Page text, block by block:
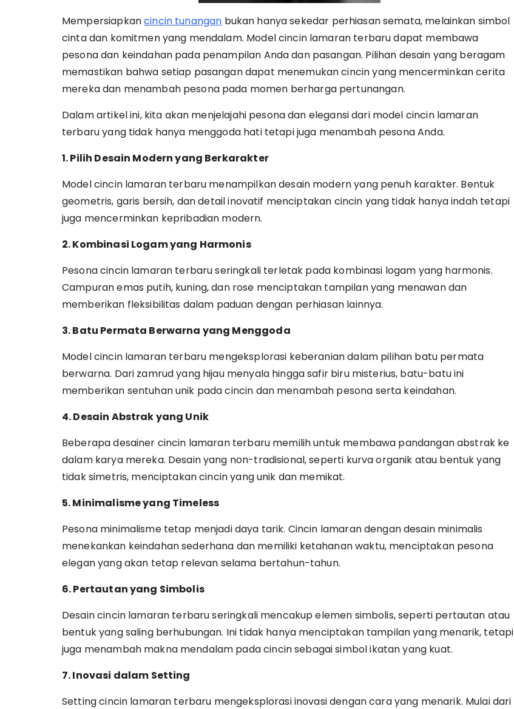
Mempersiapkancincin tunangan bukan hanya sekedar perhiasan semata, melainkan simbol
cinta dan komitmen yang mendalam. Model cincin lamaran terbaru dapat membawa
pesona dan keindahan pada penampilan Anda dan pasangan. Pilihan desain yang beragam
memastikan bahwa setiap pasangan dapat menemukan cincin yang mencerminkan cerita
mereka dan menambah pesona pada momen berharga pertunangan.
Dalam artikel ini, kita akan menjelajahi pesona dan elegansi dari model cincin lamaran
terbaru yang tidak hanya menggoda hati tetapi juga menambah pesona Anda.
1. Pilih Desain Modern yang Berkarakter
Model cincin lamaran terbaru menampilkan desain modern yang penuh karakter. Bentuk
geometris, garis bersih, dan detail inovatif menciptakan cincin yang tidak hanya indah tetapi
juga mencerminkan kepribadian modern.
2. Kombinasi Logam yang Harmonis
Pesona cincin lamaran terbaru seringkali terletak pada kombinasi logam yang harmonis.
Campuran emas putih, kuning, dan rose menciptakan tampilan yang menawan dan
memberikan fleksibilitas dalam paduan dengan perhiasan lainnya.
3. Batu Permata Berwarna yang Menggoda
Model cincin lamaran terbaru mengeksplorasi keberanian dalam pilihan batu permata
berwarna. Dari zamrud yang hijau menyala hingga safir biru misterius, batu-batu ini
memberikan sentuhan unik pada cincin dan menambah pesona serta keindahan.
4. Desain Abstrak yang Unik
Beberapa desainer cincin lamaran terbaru memilih untuk membawa pandangan abstrak ke
dalam karya mereka. Desain yang non-tradisional, seperti kurva organik atau bentuk yang
tidak simetris, menciptakan cincin yang unik dan memikat.
5. Minimalisme yang Timeless
Pesona minimalisme tetap menjadi daya tarik. Cincin lamaran dengan desain minimalis
menekankan keindahan sederhana dan memiliki ketahanan waktu, menciptakan pesona
elegan yang akan tetap relevan selama bertahun-tahun.
6. Pertautan yang Simbolis
Desain cincin lamaran terbaru seringkali mencakup elemen simbolis, seperti pertautan atau
bentuk yang saling berhubungan. Ini tidak hanya menciptakan tampilan yang menarik, tetapi
juga menambah makna mendalam pada cincin sebagai simbol ikatan yang kuat.
7. Inovasi dalam Setting
Setting cincin lamaran terbaru mengeksplorasi inovasi dengan cara yang menarik. Mulai dari